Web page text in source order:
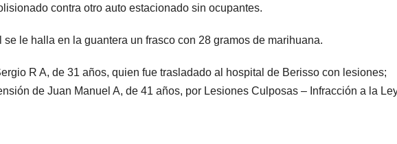
contra otro auto estacionado sin ocupantes.
le halla en la guantera un frasco con 28 gramos de marihuana.
R A, de 31 años, quien fue trasladado al hospital de Berisso con lesiones;
de Juan Manuel A, de 41 años, por Lesiones Culposas – Infracción a la